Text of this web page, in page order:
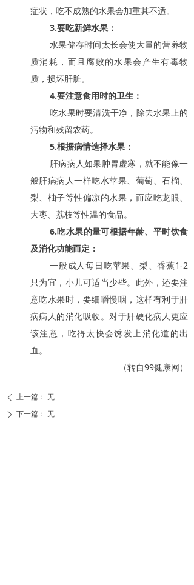
症状，吃不成熟的水果会加重其不适。
3.要吃新鲜水果：
水果储存时间太长会使大量的营养物
质消耗，而且腐败的水果会产生有毒物
质，损坏肝脏。
4.要注意食用时的卫生：
吃水果时要清洗干净，除去水果上的
污物和残留农药。
5.根据病情选择水果：
肝病病人如果肿胃虚寒，就不能像一
般肝病病人一样吃水苹果、葡萄、石榴、
梨、柚子等性偏凉的水果，而应吃龙眼、
大枣、荔枝等性温的食品。
6.吃水果的量可根据年龄、平时饮食
及消化功能而定：
一般成人每日吃苹果、梨、香蕉1-2
只为宜，小儿可适当少些。此外，还要注
意吃水果时，要细嚼慢咽，这样有利于肝
病病人的消化吸收。对于肝硬化病人更应
该注意，吃得太快会诱发上消化道的出
血。
（转自99健康网）
ꄴ 上一篇： 无
ꄲ 下一篇： 无